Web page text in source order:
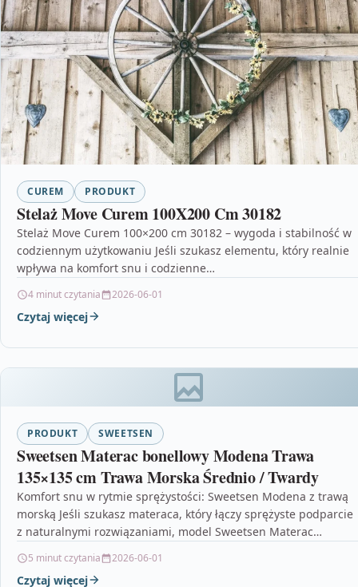
CUREM PRODUKT
Stelaż Move Curem 100X200 Cm 30182
Stelaż Move Curem 100×200 cm 30182 – wygoda i stabilność w
codziennym użytkowaniu Jeśli szukasz elementu, który realnie
wpływa na komfort snu i codzienne…
4 minut czytania 2026-06-01
Czytaj więcej
PRODUKT SWEETSEN
Sweetsen Materac bonellowy Modena Trawa
135×135 cm Trawa Morska Średnio / Twardy
Komfort snu w rytmie sprężystości: Sweetsen Modena z trawą
morską Jeśli szukasz materaca, który łączy sprężyste podparcie
z naturalnymi rozwiązaniami, model Sweetsen Materac
5 minut czytania 2026-06-01
Czytaj więcej